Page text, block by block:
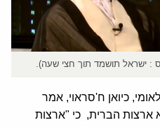
: ישראל תושמד תוך חצי שעה).
כיואן ח'סראוי, אמר
ארצות הברית, כי "ארצות